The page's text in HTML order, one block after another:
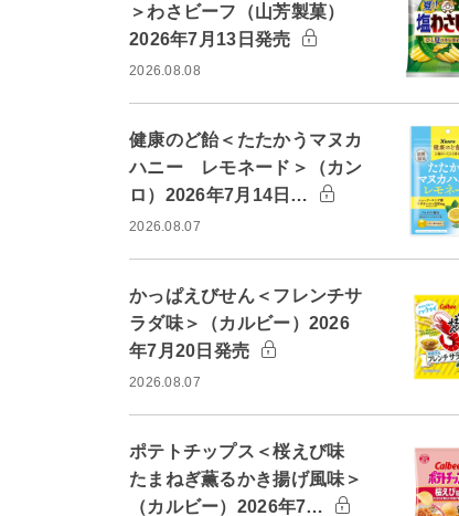
＞わさビーフ（山芳製菓）
2026年7月13日発売
2026.08.08
健康のど飴＜たたかうマヌカ
ハニー レモネード＞（カン
ロ）2026年7月14日…
2026.08.07
かっぱえびせん＜フレンチサ
ラダ味＞（カルビー）2026
年7月20日発売
2026.08.07
ポテトチップス＜桜えび味
たまねぎ薫るかき揚げ風味＞
（カルビー）2026年7…